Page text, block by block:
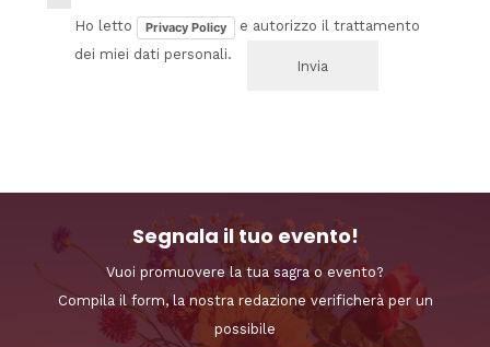
Ho letto Privacy Policy
e autorizzo il trattamento
dei miei dati personali.
Segnala il tuo evento!
Vuoi promuovere la tua sagra o evento?
Compila il form, la nostra redazione verificherà per un
possibile